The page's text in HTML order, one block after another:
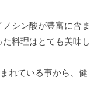
シン酸が豊富に含ま
料理はとても美味し
れている事から、健